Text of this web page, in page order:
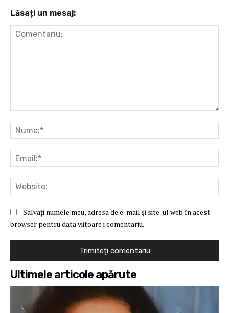
Lăsați un mesaj:
Salvați numele meu, adresa de e-mail și site-ul web în acest
browser pentru data viitoare i comentariu.
Ultimele articole apărute